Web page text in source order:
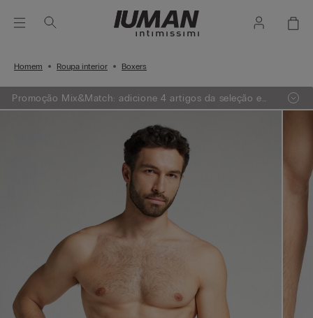
Homem Roupa interior Boxers
Promoção Mix&Match: adicione 4 artigos da seleção e
receba 1 GRÁTIS ou adicione 7 artigos e receba 2